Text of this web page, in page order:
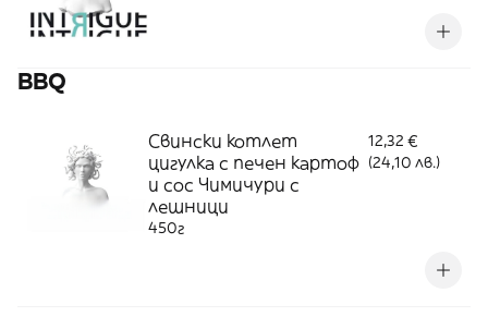
BBQ
Свински котлет
цигулка с печен картоф
и сос Чимичури с
лешници
12,32 €
(24,10 лв.)
450г